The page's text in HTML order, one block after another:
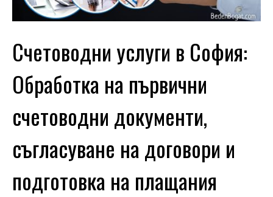
Счетоводни услуги в София:
Обработка на първични
счетоводни документи,
съгласуване на договори и
подготовка на плащания